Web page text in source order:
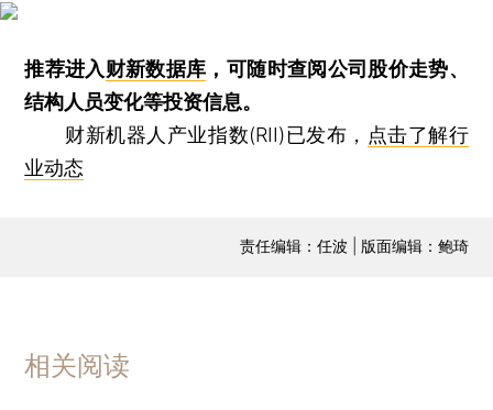
推荐进入财新数据库 ，可随时查阅公司股价走势、
结构人员变化等投资信息。
财新机器人产业指数(RII)已发布， 点击了解行
业动态
责任编辑：任波 | 版面编辑：鲍琦
相关阅读